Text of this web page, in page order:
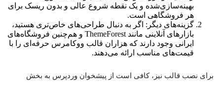
بهینه‌سازی‌‌شده و یک نقطه شروع عالی و بدون ریسک برای
هر فروشگاهی است.
گزینه‌های دیگر: اگر به دنبال طراحی‌های خاص‌تری هستید،
بازارهای آنلاینی مانند ThemeForest و هم‌چنین فروشگاه‌های
ایرانی وجود دارند که هزاران قالب ووکامرس حرفه‌ای را با
قیمت‌های مناسب ارائه می‌دهند.
برای نصب قالب نیز، کافی است از پیشخوان وردپرس به بخش